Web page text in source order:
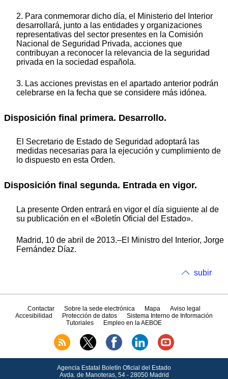
2. Para conmemorar dicho día, el Ministerio del Interior
desarrollará, junto a las entidades y organizaciones
representativas del sector presentes en la Comisión
Nacional de Seguridad Privada, acciones que
contribuyan a reconocer la relevancia de la seguridad
privada en la sociedad española.
3. Las acciones previstas en el apartado anterior podrán
celebrarse en la fecha que se considere más idónea.
Disposición final primera. Desarrollo.
El Secretario de Estado de Seguridad adoptará las
medidas necesarias para la ejecución y cumplimiento de
lo dispuesto en esta Orden.
Disposición final segunda. Entrada en vigor.
La presente Orden entrará en vigor el día siguiente al de
su publicación en el «Boletín Oficial del Estado».
Madrid, 10 de abril de 2013.–El Ministro del Interior, Jorge
Fernández Díaz.
subir
Contactar Sobre la sede electrónica Mapa
Aviso legal
Accesibilidad
Protección de datos
Sistema Interno de Información
Tutoriales
Empleo en la AEBOE
Agencia Estatal Boletín Oficial del Estado
Avda. de Manoteras, 54 - 28050 Madrid